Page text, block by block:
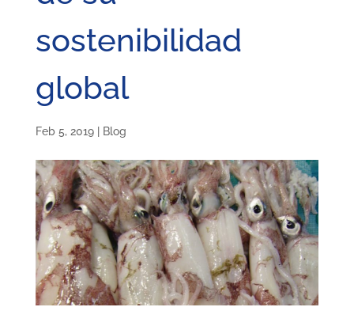
sostenibilidad
global
Feb 5, 2019| Blog